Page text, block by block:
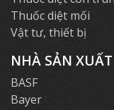
Thuốc diệt mối
Vật tư, thiết bị
NHÀ SẢN XUẤT
BASF
Bayer